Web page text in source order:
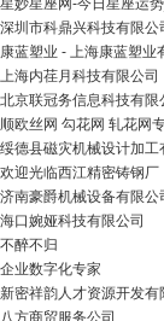
深圳市科鼎兴科技有限公
康蓝塑业 - 上海康蓝塑业
上海内荏月科技有限公司
北京联冠务信息科技有限
顺欧丝网 勾花网 轧花网
绥德县磁灾机械设计加工
欢迎光临西江精密铸钢厂
济南豪爵机械设备有限公
海口婉娅科技有限公司
不醉不归
企业数字化专家
新密祥韵人才资源开发有
八方商贸服务公司